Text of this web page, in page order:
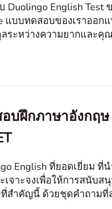
Duolingo English
แบบทดสอบของเราออ
ระหว่างความยากและคุ
บฝึกภาษาอังกฤษ
English ที่ยอดเยี่ยม ที่น
จาะจงเพื่อให้การสนับส
สำคัญนี้ ด้วยชุดคำถามที่